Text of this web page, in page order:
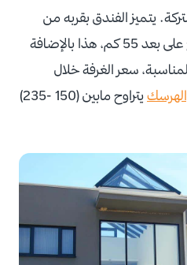
يتميز الفندق بقربه من
محمية أونا الطبيعية التي تقع على بعد 55 كم، هذا بالإضافة
سعر الغرفة خلال
يتراوح مابين (150 -235)